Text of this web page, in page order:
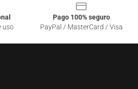
uso
Pago 100% seguro
PayPal / MasterCard / Visa